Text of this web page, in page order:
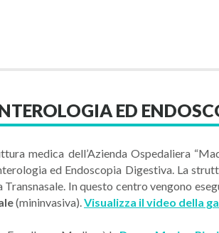
ED
medica dell’Azienda Ospedaliera
ed Endoscopia Digestiva. La
In questo centro vengono
(mininvasiva).Visualizza il video della